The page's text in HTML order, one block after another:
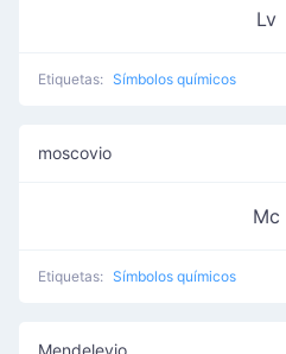
Lv
Etiquetas: Símbolos químicos
moscovio
Mc
Etiquetas: Símbolos químicos
Mendelevio